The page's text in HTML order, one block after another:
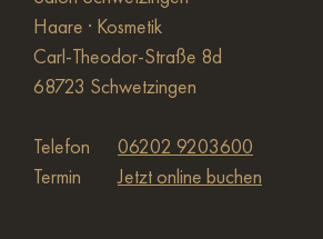
Haare · Kosmetik
Carl-Theodor-Straße 8d
68723 Schwetzingen
Telefon
06202 9203600
Termin
Jetzt online buchen